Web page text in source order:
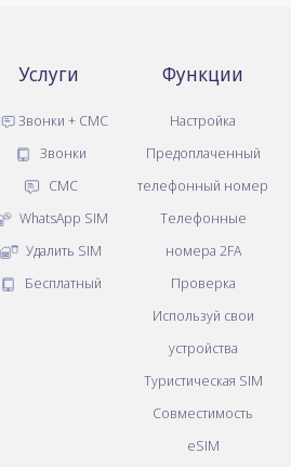
Услуги
Звонки + СМС
Звонки
СМС
WhatsApp SIM
Удалить SIM
Бесплатный
Функции
Настройка
Предоплаченный
телефонный номер
Телефонные
номера 2FA
Проверка
Используй свои
устройства
Туристическая SIM
Совместимость
eSIM